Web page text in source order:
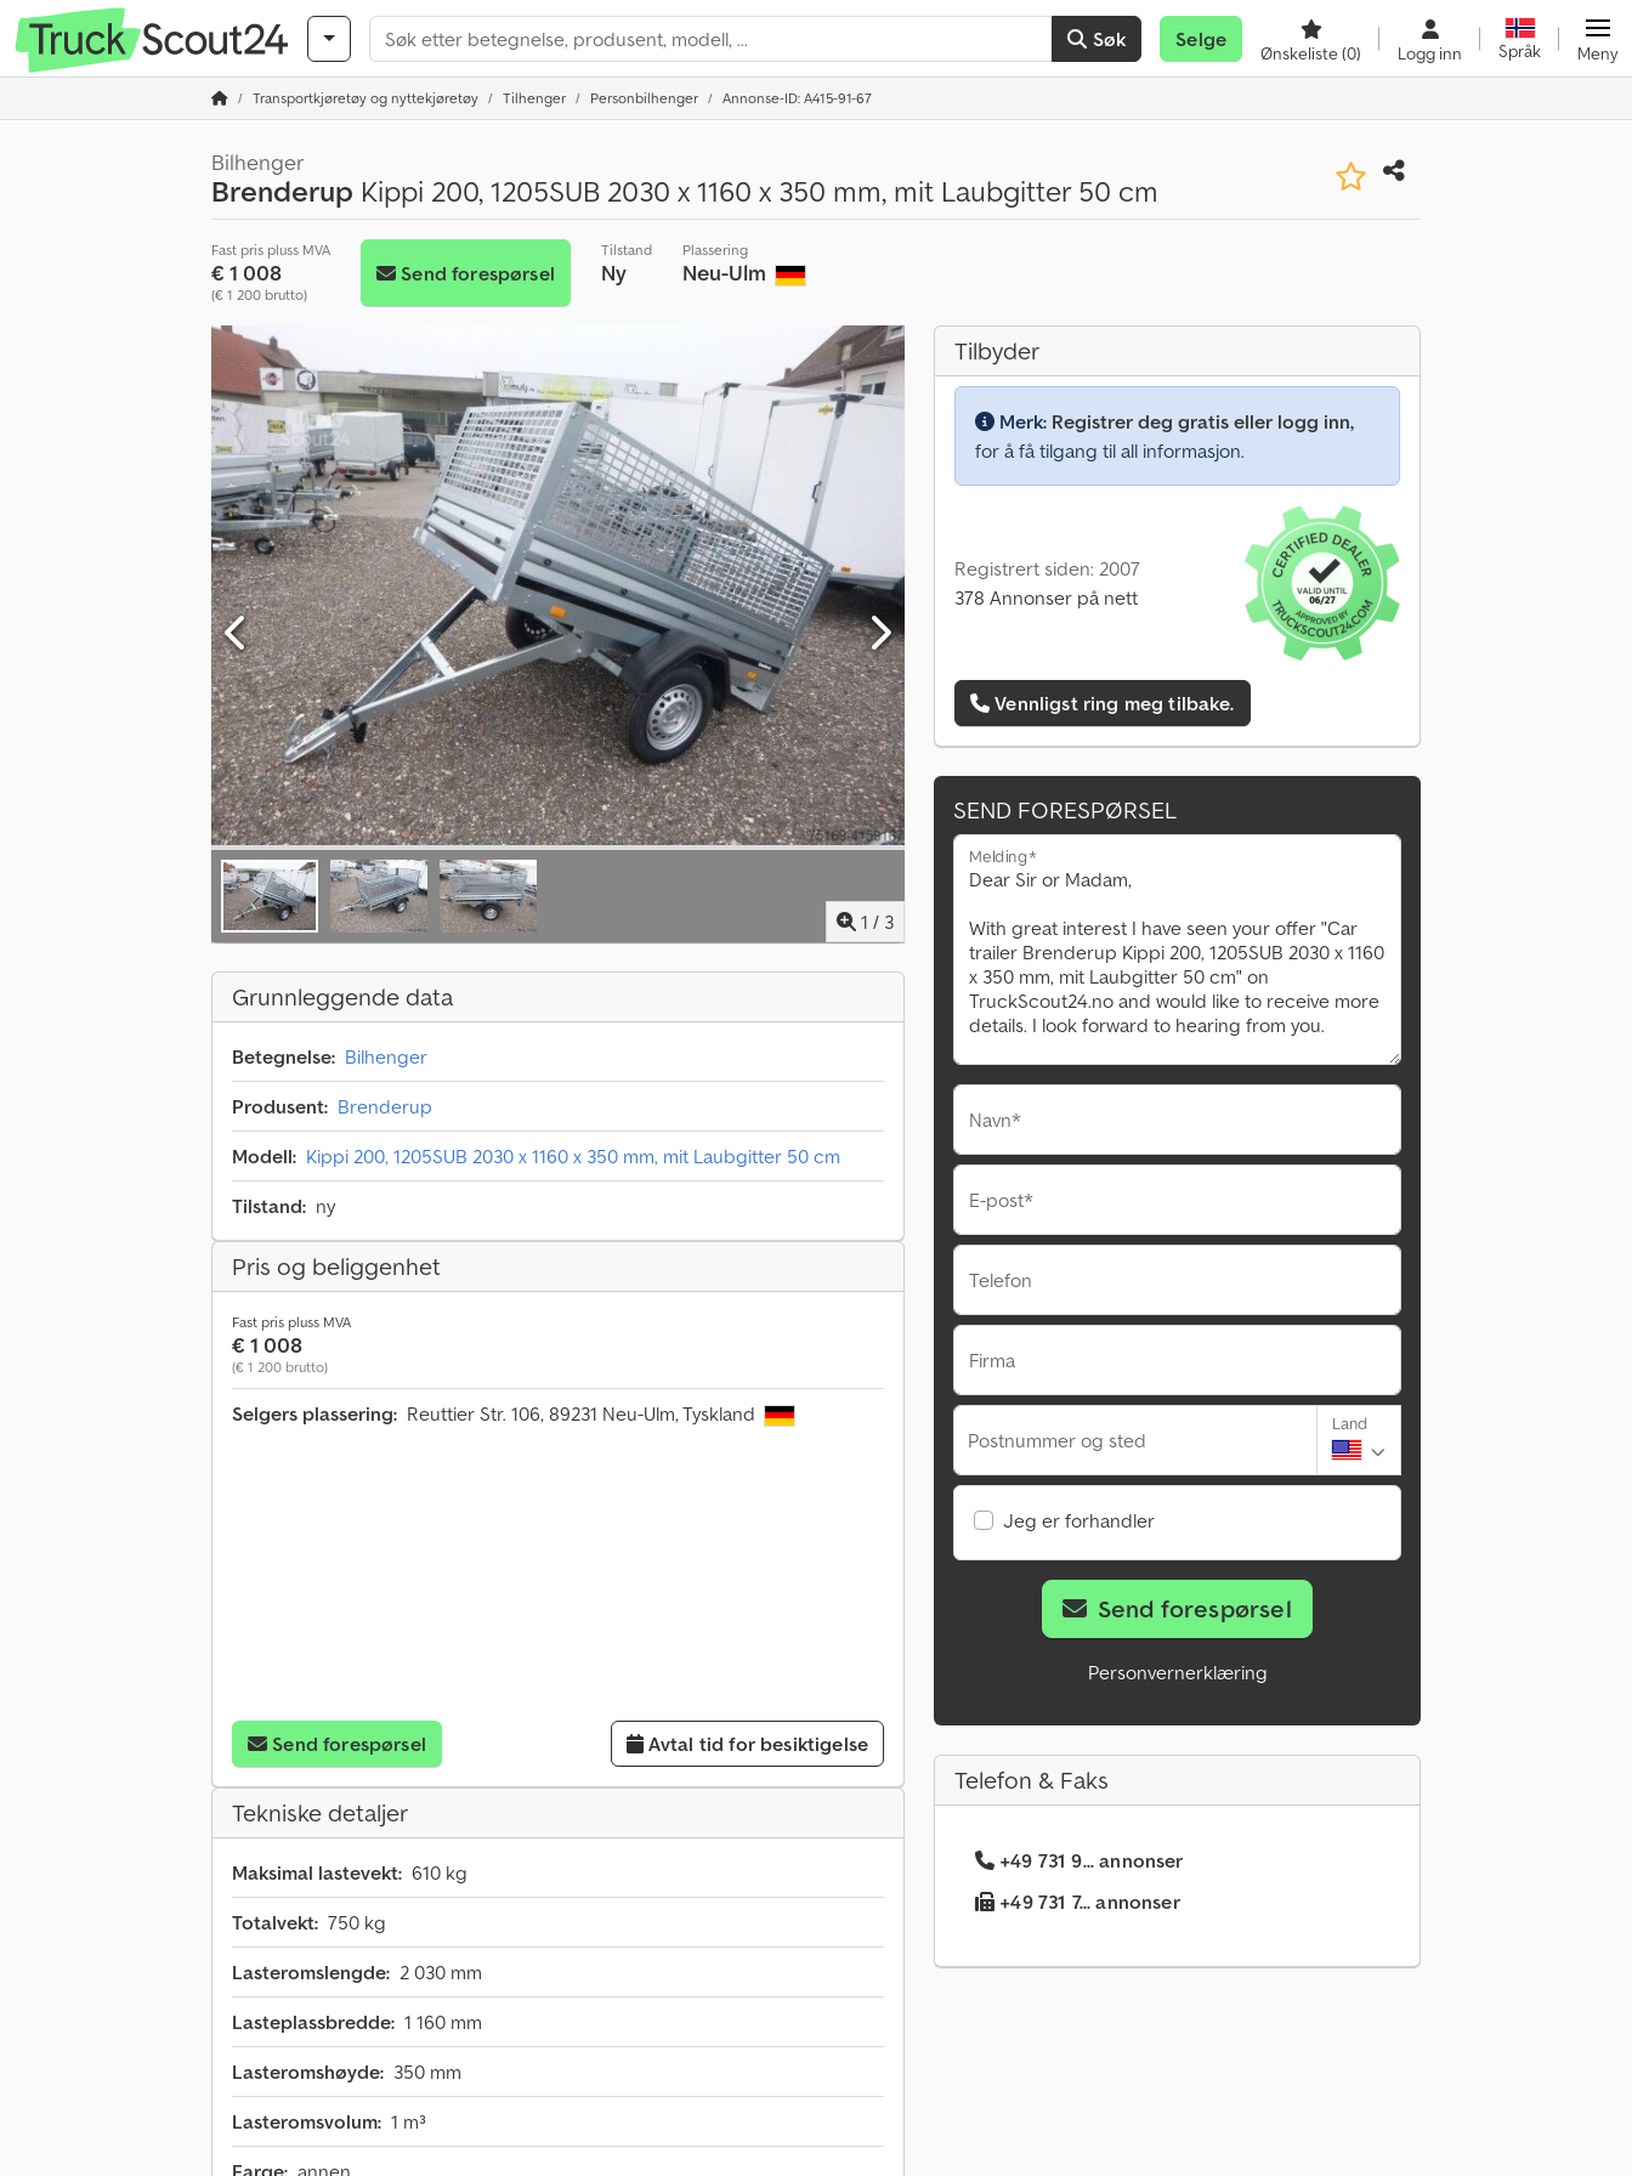
Søk Selge
Ønskeliste(0) Logg inn Språk Meny
Transportkjøretøy og nyttekjøretøy Tilhenger Personbilhenger Annonse-ID: A415-91-67
Bilhenger
Brenderup Kippi 200, 1205SUB 2030 x 1160 x 350 mm, mit Laubgitter 50 cm
Fast pris pluss MVA
€ 1 008
(€ 1 200 brutto)
Send forespørsel
Tilstand
Ny
Plassering
Neu-Ulm
1 / 3
Grunnleggende data
Betegnelse: Bilhenger
Produsent: Brenderup
Modell: Kippi 200, 1205SUB 2030 x 1160 x 350 mm, mit Laubgitter 50 cm
Tilstand: ny
Pris og beliggenhet
Fast pris pluss MVA
€ 1 008
(€ 1 200 brutto)
Selgers plassering: Reuttier Str. 106, 89231 Neu-Ulm, Tyskland
Send forespørsel Avtal tid for besiktigelse
Tekniske detaljer
Maksimal lastevekt: 610 kg
Totalvekt: 750 kg
Lasteromslengde: 2 030 mm
Lasteplassbredde: 1 160 mm
Lasteromshøyde: 350 mm
Lasteromsvolum: 1 m³
Tilbyder
Merk: Registrer deg gratis eller logg inn,
for å få tilgang til all informasjon.
Registrert siden: 2007
378 Annonser på nett
Vennligst ring meg tilbake.
SEND FORESPØRSEL
Melding*
Navn*
E-post*
Telefon
Firma
Postnummer og sted
Land
Jeg er forhandler
Send forespørsel
Personvernerklæring
Telefon & Faks
+49 731 9... annonser
+49 731 7... annonser